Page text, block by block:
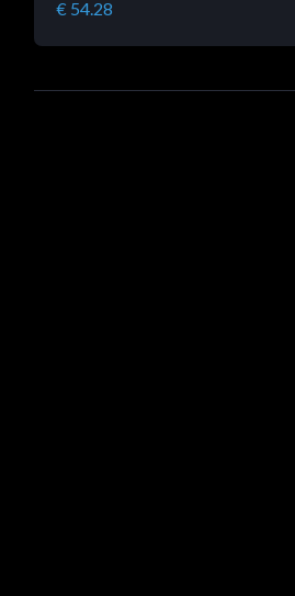
€ 54.28